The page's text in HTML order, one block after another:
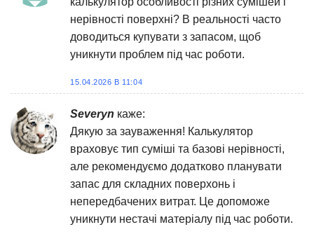
нерівності поверхні? В реальності часто
доводиться купувати з запасом, щоб
уникнути проблем під час роботи.
15.04.2026 В 11:04
Severyn каже:
Дякую за зауваження! Калькулятор
враховує тип суміші та базові нерівності,
але рекомендуємо додатково планувати
запас для складних поверхонь і
непередбачених витрат. Це допоможе
уникнути нестачі матеріалу під час роботи.